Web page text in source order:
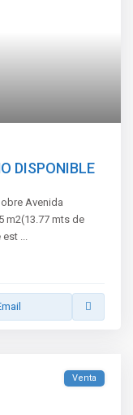
DISPONIBLE
Avenida
m2(13.77 mts de
est ...
Venta